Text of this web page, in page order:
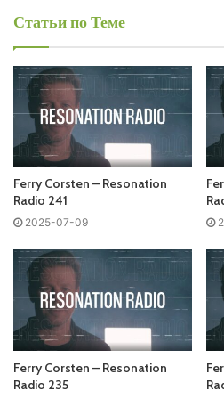
Среда
Ferry Corsten - Resonation
Запись
Слушай и добавляй плейлист
Tracklist:
No playlist
01 Zen/It – CyberVision (Original
02 GLN – Need You (Original Mix)
Статьи по Теме
Ferry Corsten – Resonation
Radio 241
2025-07-09
Ferry Corsten – Resonation
Radio 235